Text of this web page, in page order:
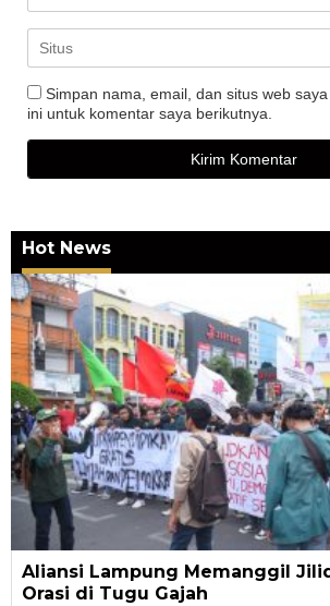
Simpan nama, email, dan situs web
ini untuk komentar saya berikutnya.
Hot News
Aliansi Lampung Memanggil
Orasi di Tugu Gajah